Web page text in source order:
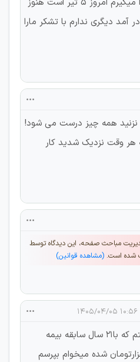
آمد دیگری ندارم با تشکر مارا
همه چیز درست می شود!
هر وقت نزدیک شدید کار
مباحث صفحه، این دیدگاه توسط
شده است. (مشاهده قوانین)
۱۰:۵۶ ۱۴۰۵/۰۴/۰۵
سلام من یک بازنشسته هستم که با۲۱ سال سابقه بیمه
هزارتومان شده میخوام بپرسم